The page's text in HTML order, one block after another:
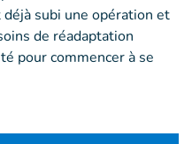
subi une opération et
de réadaptation
pour commencer à se